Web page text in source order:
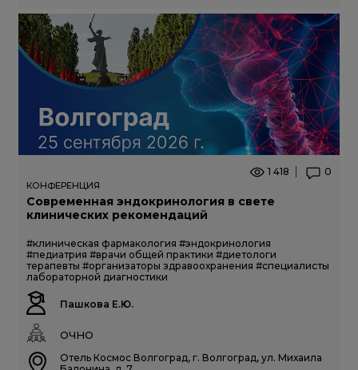
1 418 0
КОНФЕРЕНЦИЯ
Современная эндокринология в свете
клинических рекомендаций
#клиническая фармакология #эндокринология
#педиатрия #врачи общей практики #диетологи
терапевты #организаторы здравоохранения #специалисты
лабораторной диагностики
Пашкова Е.Ю.
ОЧНО
Отель Космос Волгоград, г. Волгоград, ул. Михаила